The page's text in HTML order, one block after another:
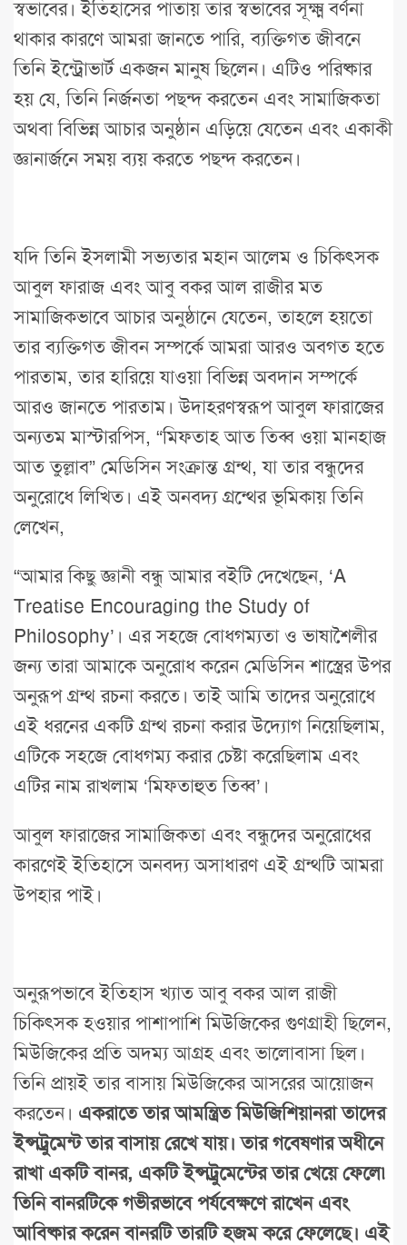
স্বভাবের। ইতিহাসের পাতায় তার স্বভাবের সূক্ষ্ম বর্ণনা
থাকার কারণে আমরা জানতে পারি, ব্যক্তিগত জীবনে
তিনি ইন্ট্রোভার্ট একজন মানুষ ছিলেন। এটিও পরিষ্কার
হয় যে, তিনি নির্জনতা পছন্দ করতেন এবং সামাজিকতা
অথবা বিভিন্ন আচার অনুষ্ঠান এড়িয়ে যেতেন এবং একাকী
জ্ঞানার্জনে সময় ব্যয় করতে পছন্দ করতেন।
যদি তিনি ইসলামী সভ্যতার মহান আলেম ও চিকিৎসক
আবুল ফারাজ এবং আবু বকর আল রাজীর মত
সামাজিকভাবে আচার অনুষ্ঠানে যেতেন, তাহলে হয়তো
তার ব্যক্তিগত জীবন সম্পর্কে আমরা আরও অবগত হতে
পারতাম, তার হারিয়ে যাওয়া বিভিন্ন অবদান সম্পর্কে
আরও জানতে পারতাম। উদাহরণস্বরূপ আবুল ফারাজের
অন্যতম মাস্টারপিস, “মিফতাহ আত তিব্ব ওয়া মানহাজ
আত তুল্লাব” মেডিসিন সংক্রান্ত গ্রন্থ, যা তার বন্ধুদের
অনুরোধে লিখিত। এই অনবদ্য গ্রন্থের ভূমিকায় তিনি
লেখেন,
“আমার কিছু জ্ঞানী বন্ধু আমার বইটি দেখেছেন, ‘A
Treatise Encouraging the Study of
Philosophy’। এর সহজে বোধগম্যতা ও ভাষাশৈলীর
জন্য তারা আমাকে অনুরোধ করেন মেডিসিন শাস্ত্রের উপর
অনুরূপ গ্রন্থ রচনা করতে। তাই আমি তাদের অনুরোধে
এই ধরনের একটি গ্রন্থ রচনা করার উদ্যোগ নিয়েছিলাম,
এটিকে সহজে বোধগম্য করার চেষ্টা করেছিলাম এবং
এটির নাম রাখলাম ‘মিফতাহুত তিব্ব’।
আবুল ফারাজের সামাজিকতা এবং বন্ধুদের অনুরোধের
কারণেই ইতিহাসে অনবদ্য অসাধারণ এই গ্রন্থটি আমরা
উপহার পাই।
অনুরূপভাবে ইতিহাস খ্যাত আবু বকর আল রাজী
চিকিৎসক হওয়ার পাশাপাশি মিউজিকের গুণগ্রাহী ছিলেন,
মিউজিকের প্রতি অদম্য আগ্রহ এবং ভালোবাসা ছিল।
তিনি প্রায়ই তার বাসায় মিউজিকের আসরের আয়োজন
করতেন। একরাতে তার আমন্ত্রিত মিউজিশিয়ানরা তাদের
ইন্সট্রুমেন্ট তার বাসায় রেখে যায়। তার গবেষণার অধীনে
রাখা একটি বানর, একটি ইন্সট্রুমেন্টের তার খেয়ে ফেলে৷
তিনি বানরটিকে গভীরভাবে পর্যবেক্ষণে রাখেন এবং
আবিষ্কার করেন বানরটি তারটি হজম করে ফেলেছে। এই